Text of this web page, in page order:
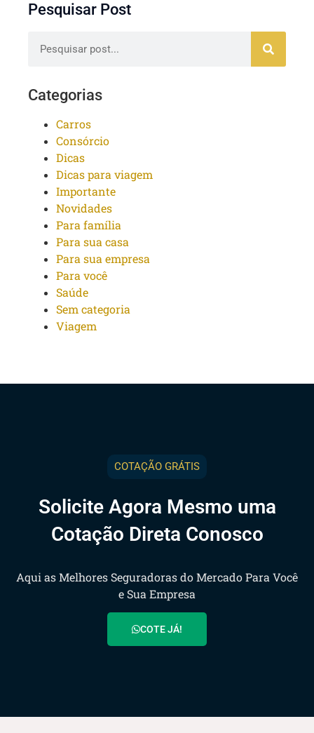
Pesquisar Post
Categorias
Carros
Consórcio
Dicas
Dicas para viagem
Importante
Novidades
Para família
Para sua casa
Para sua empresa
Para você
Saúde
Sem categoria
Viagem
COTAÇÃO GRÁTIS
Solicite Agora Mesmo uma
Cotação Direta Conosco
Aqui as Melhores Seguradoras do Mercado Para Você
e Sua Empresa
COTE JÁ!